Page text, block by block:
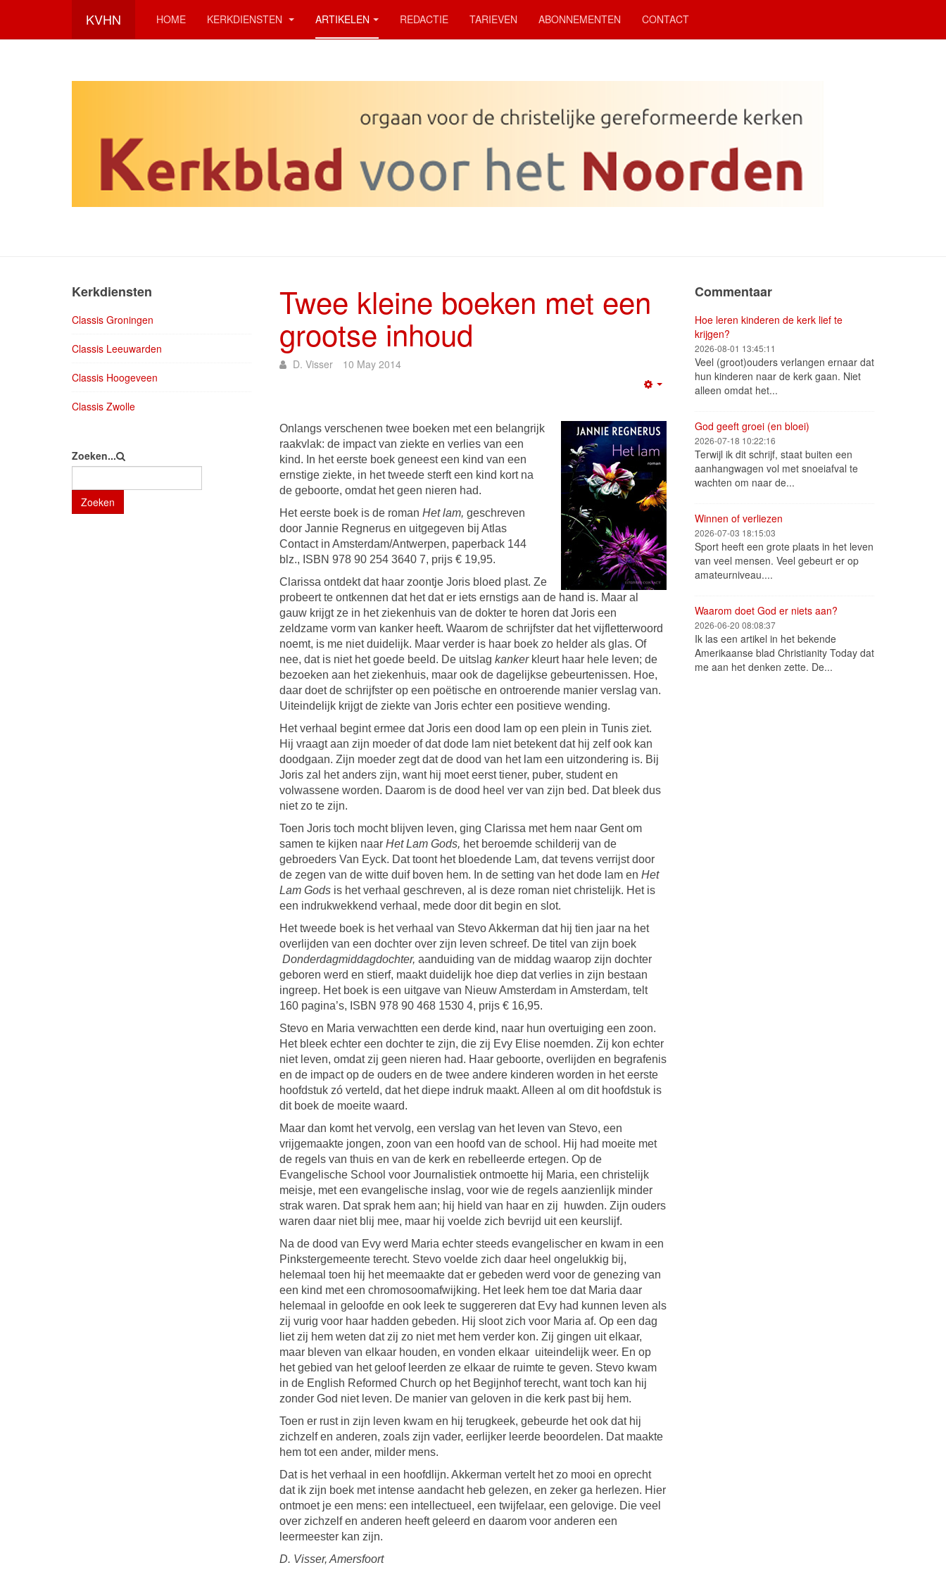
KVHN HOME KERKDIENSTEN ARTIKELEN REDACTIE TARIEVEN ABONNEMENTEN CONTACT
Twee kleine boeken met een
grootse inhoud
D. Visser 10 May 2014
Onlangs verschenen twee boeken met een belangrijk
raakvlak: de impact van ziekte en verlies van een
kind. In het eerste boek geneest een kind van een
ernstige ziekte, in het tweede sterft een kind kort na
de geboorte, omdat het geen nieren had.
Het eerste boek is de roman Het lam, geschreven
door Jannie Regnerus en uitgegeven bij Atlas
Contact in Amsterdam/Antwerpen, paperback 144
blz., ISBN 978 90 254 3640 7, prijs € 19,95.
Clarissa ontdekt dat haar zoontje Joris bloed plast. Ze
probeert te ontkennen dat het dat er iets ernstigs aan de hand is. Maar al
gauw krijgt ze in het ziekenhuis van de dokter te horen dat Joris een
zeldzame vorm van kanker heeft. Waarom de schrijfster dat het vijfletterwoord
noemt, is me niet duidelijk. Maar verder is haar boek zo helder als glas. Of
nee, dat is niet het goede beeld. De uitslag kanker kleurt haar hele leven; de
bezoeken aan het ziekenhuis, maar ook de dagelijkse gebeurtenissen. Hoe,
daar doet de schrijfster op een poëtische en ontroerende manier verslag van.
Uiteindelijk krijgt de ziekte van Joris echter een positieve wending.
Het verhaal begint ermee dat Joris een dood lam op een plein in Tunis ziet.
Hij vraagt aan zijn moeder of dat dode lam niet betekent dat hij zelf ook kan
doodgaan. Zijn moeder zegt dat de dood van het lam een uitzondering is. Bij
Joris zal het anders zijn, want hij moet eerst tiener, puber, student en
volwassene worden. Daarom is de dood heel ver van zijn bed. Dat bleek dus
niet zo te zijn.
Toen Joris toch mocht blijven leven, ging Clarissa met hem naar Gent om
samen te kijken naar Het Lam Gods, het beroemde schilderij van de
gebroeders Van Eyck. Dat toont het bloedende Lam, dat tevens verrijst door
de zegen van de witte duif boven hem. In de setting van het dode lam en Het
Lam Gods is het verhaal geschreven, al is deze roman niet christelijk. Het is
een indrukwekkend verhaal, mede door dit begin en slot.
Het tweede boek is het verhaal van Stevo Akkerman dat hij tien jaar na het
overlijden van een dochter over zijn leven schreef. De titel van zijn boek
Donderdagmiddagdochter, aanduiding van de middag waarop zijn dochter
geboren werd en stierf, maakt duidelijk hoe diep dat verlies in zijn bestaan
ingreep. Het boek is een uitgave van Nieuw Amsterdam in Amsterdam, telt
160 pagina’s, ISBN 978 90 468 1530 4, prijs € 16,95.
Stevo en Maria verwachtten een derde kind, naar hun overtuiging een zoon.
Het bleek echter een dochter te zijn, die zij Evy Elise noemden. Zij kon echter
niet leven, omdat zij geen nieren had. Haar geboorte, overlijden en begrafenis
en de impact op de ouders en de twee andere kinderen worden in het eerste
hoofdstuk zó verteld, dat het diepe indruk maakt. Alleen al om dit hoofdstuk is
dit boek de moeite waard.
Maar dan komt het vervolg, een verslag van het leven van Stevo, een
vrijgemaakte jongen, zoon van een hoofd van de school. Hij had moeite met
de regels van thuis en van de kerk en rebelleerde ertegen. Op de
Evangelische School voor Journalistiek ontmoette hij Maria, een christelijk
meisje, met een evangelische inslag, voor wie de regels aanzienlijk minder
strak waren. Dat sprak hem aan; hij hield van haar en zij huwden. Zijn ouders
waren daar niet blij mee, maar hij voelde zich bevrijd uit een keurslijf.
Na de dood van Evy werd Maria echter steeds evangelischer en kwam in een
Pinkstergemeente terecht. Stevo voelde zich daar heel ongelukkig bij,
helemaal toen hij het meemaakte dat er gebeden werd voor de genezing van
een kind met een chromosoomafwijking. Het leek hem toe dat Maria daar
helemaal in geloofde en ook leek te suggereren dat Evy had kunnen leven als
zij vurig voor haar hadden gebeden. Hij sloot zich voor Maria af. Op een dag
liet zij hem weten dat zij zo niet met hem verder kon. Zij gingen uit elkaar,
maar bleven van elkaar houden, en vonden elkaar uiteindelijk weer. En op
het gebied van het geloof leerden ze elkaar de ruimte te geven. Stevo kwam
in de English Reformed Church op het Begijnhof terecht, want toch kan hij
zonder God niet leven. De manier van geloven in die kerk past bij hem.
Toen er rust in zijn leven kwam en hij terugkeek, gebeurde het ook dat hij
zichzelf en anderen, zoals zijn vader, eerlijker leerde beoordelen. Dat maakte
hem tot een ander, milder mens.
Dat is het verhaal in een hoofdlijn. Akkerman vertelt het zo mooi en oprecht
dat ik zijn boek met intense aandacht heb gelezen, en zeker ga herlezen. Hier
ontmoet je een mens: een intellectueel, een twijfelaar, een gelovige. Die veel
over zichzelf en anderen heeft geleerd en daarom voor anderen een
leermeester kan zijn.
D. Visser, Amersfoort
Kerkdiensten
Classis Groningen
Classis Leeuwarden
Classis Hoogeveen
Classis Zwolle
Zoeken...
Zoeken
Commentaar
Hoe leren kinderen de kerk lief te
krijgen?
2026-08-01 13:45:11
Veel (groot)ouders verlangen ernaar dat
hun kinderen naar de kerk gaan. Niet
alleen omdat het...
God geeft groei (en bloei)
2026-07-18 10:22:16
Terwijl ik dit schrijf, staat buiten een
aanhangwagen vol met snoeiafval te
wachten om naar de...
Winnen of verliezen
2026-07-03 18:15:03
Sport heeft een grote plaats in het leven
van veel mensen. Veel gebeurt er op
amateurniveau....
Waarom doet God er niets aan?
2026-06-20 08:08:37
Ik las een artikel in het bekende
Amerikaanse blad Christianity Today dat
me aan het denken zette. De...